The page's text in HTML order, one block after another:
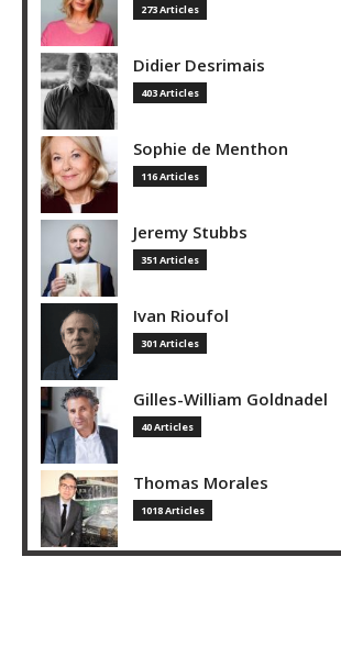
273 Articles
Didier Desrimais
403 Articles
Sophie de Menthon
116 Articles
Jeremy Stubbs
351 Articles
Ivan Rioufol
301 Articles
Gilles-William Goldnadel
40 Articles
Thomas Morales
1018 Articles